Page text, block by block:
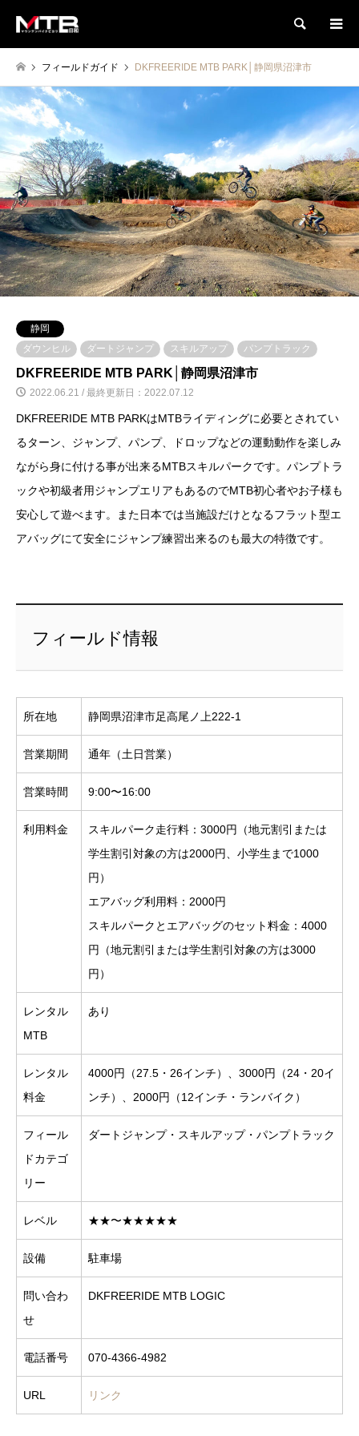
検索
フィールドガイド DKFREERIDE MTB PARK│静岡県沼津市
静岡
ダウンヒル
ダートジャンプ スキルアップ パンプトラック
DKFREERIDE MTB PARK│静岡県沼津市
2022.06.21 / 最終更新日：2022.07.12
DKFREERIDE MTB PARKはMTBライディングに必要とされてい
るターン、ジャンプ、パンプ、ドロップなどの運動動作を楽しみ
ながら身に付ける事が出来るMTBスキルパークです。パンプトラ
ックや初級者用ジャンプエリアもあるのでMTB初心者やお子様も
安心して遊べます。また日本では当施設だけとなるフラット型エ
アバッグにて安全にジャンプ練習出来るのも最大の特徴です。
フィールド情報
所在地 静岡県沼津市足高尾ノ上222-1
営業期間 通年（土日営業）
営業時間 9:00〜16:00
利用料金
スキルパーク走行料：3000円（地元割引または
学生割引対象の方は2000円、小学生まで1000
円）
エアバッグ利用料：2000円
スキルパークとエアバッグのセット料金：4000
円（地元割引または学生割引対象の方は3000
円）
レンタル
MTB
あり
レンタル
料金
4000円（27.5・26インチ）、3000円（24・20イ
ンチ）、2000円（12インチ・ランバイク）
フィール
ドカテゴ
リー
ダートジャンプ・スキルアップ・パンプトラック
レベル ★★〜★★★★★
設備 駐車場
問い合わ
せ
DKFREERIDE MTB LOGIC
電話番号 070-4366-4982
URL リンク